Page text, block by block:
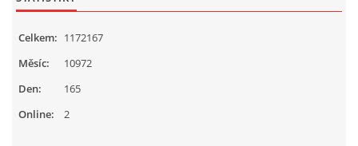
Online: 2
Celkem: 1172167
Měsíc:
10972
Den:
165